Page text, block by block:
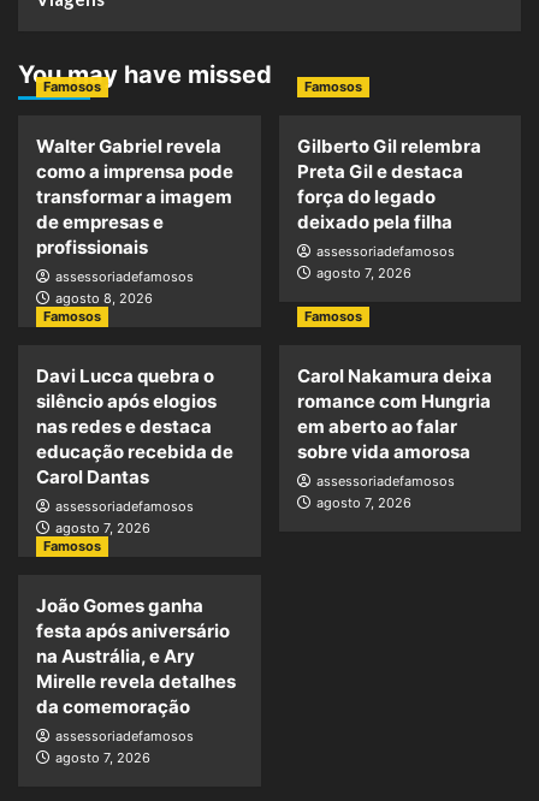
You may have missed
Famosos
Walter Gabriel revela
como a imprensa pode
transformar a imagem
de empresas e
profissionais
assessoriadefamosos
agosto 8, 2026
Famosos
Gilberto Gil relembra
Preta Gil e destaca
força do legado
deixado pela filha
assessoriadefamosos
agosto 7, 2026
Famosos
Davi Lucca quebra o
silêncio após elogios
nas redes e destaca
educação recebida de
Carol Dantas
assessoriadefamosos
agosto 7, 2026
Famosos
Carol Nakamura deixa
romance com Hungria
em aberto ao falar
sobre vida amorosa
assessoriadefamosos
agosto 7, 2026
Famosos
João Gomes ganha
festa após aniversário
na Austrália, e Ary
Mirelle revela detalhes
da comemoração
assessoriadefamosos
agosto 7, 2026